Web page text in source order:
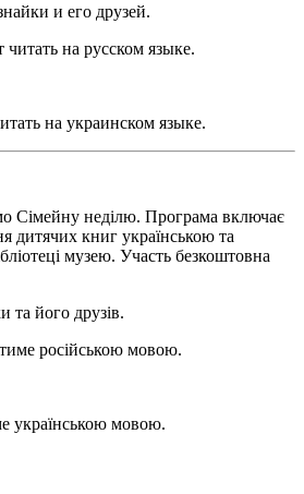
и его друзей.
на русском языке.
на украинском языке.
Сімейну неділю. Програма включає
дитячих книг українською та
музею. Участь безкоштовна
та його друзів.
російською мовою.
українською мовою.